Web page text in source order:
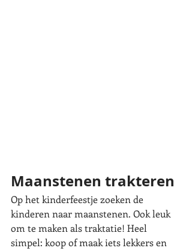
Maanstenen trakteren
Op het kinderfeestje zoeken de
kinderen naar maanstenen. Ook leuk
om te maken als traktatie! Heel
simpel: koop of maak iets lekkers en